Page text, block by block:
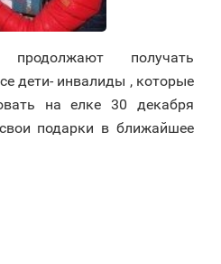
получать
дети- инвалиды , которые
на елке 30 декабря
подарки в ближайшее